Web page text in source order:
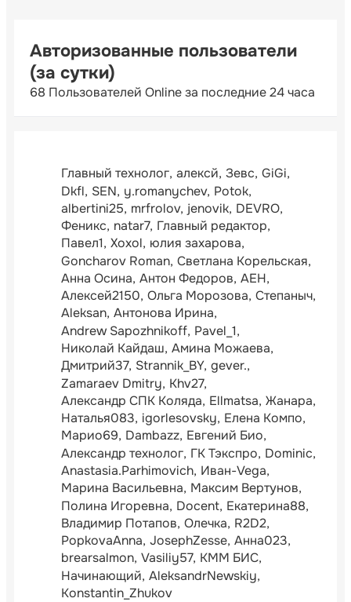
Авторизованные пользователи
(за сутки)
68 Пользователей Online за последние 24 часа
Главный технолог алексй Зевс GiGi
Dkfl SEN y.romanychev Potok
albertini25 mrfrolov jenovik DEVRO
Феникс natar7 Главный редактор
Павел1 Xoxol юлия захарова
Goncharov Roman Светлана Корельская
Анна Осина Антон Федоров АЕН
Алексей2150 Ольга Морозова Степаныч
Aleksan Антонова Ирина
Andrew Sapozhnikoff Pavel_1
Николай Кайдаш Амина Можаева
Дмитрий37 Strannik_BY gever.
Zamaraev Dmitry Khv27
Александр СПК Коляда Ellmatsa Жанара
Наталья083 igorlesovsky Елена Компо
Марио69 Dambazz Евгений Био
Александр технолог ГК Тэкспро Dominic
Anastasia.Parhimovich Иван-Vega
Марина Васильевна Максим Вертунов
Полина Игоревна Docent Екатерина88
Владимир Потапов Олечка R2D2
PopkovaAnna JosephZesse Анна023
brearsalmon Vasiliy57 КММ БИС
Начинающий AleksandrNewskiy
Konstantin_Zhukov